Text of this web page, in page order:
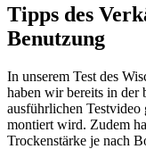
Tipps des
Benutzung
In unserem Test des
haben wir bereits in der
ausführlichen
montiert wird. Zudem
Trockenstärke je nach